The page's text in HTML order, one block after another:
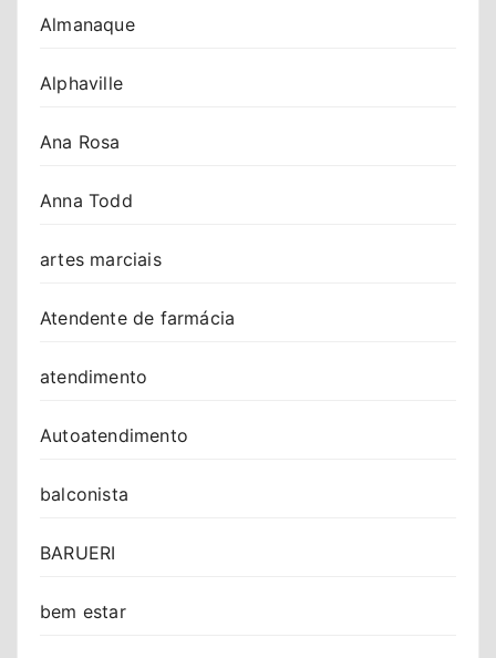
Almanaque
Alphaville
Ana Rosa
Anna Todd
artes marciais
Atendente de farmácia
atendimento
Autoatendimento
balconista
BARUERI
bem estar